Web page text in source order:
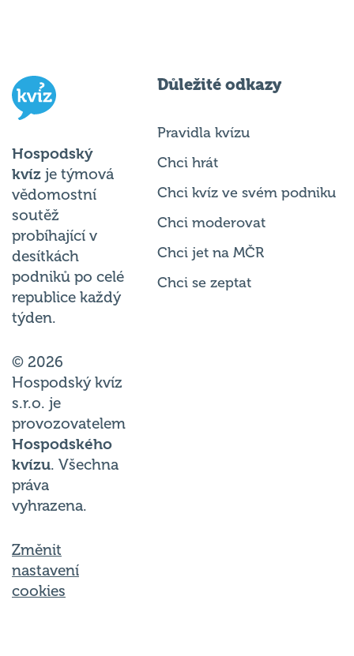
Hospodský
kvíz je týmová
vědomostní
soutěž
probíhající v
desítkách
podniků po celé
republice každý
týden.
© 2026
Hospodský kvíz
s.r.o. je
provozovatelem
Hospodského
kvízu. Všechna
práva
vyhrazena.
Změnit
nastavení
cookies
Důležité odkazy
Pravidla kvízu
Chci hrát
Chci kvíz ve svém podniku
Chci moderovat
Chci jet na MČR
Chci se zeptat